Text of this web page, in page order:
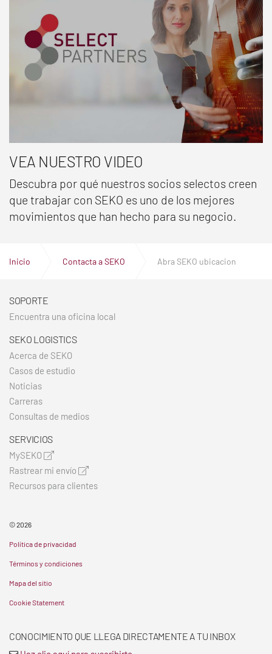
VEA NUESTRO VIDEO
Descubra por qué nuestros socios selectos creen
que trabajar con SEKO es uno de los mejores
movimientos que han hecho para su negocio.
Inicio Contacta a SEKO Abra SEKO ubicacion
SOPORTE
Encuentra una oficina local
SEKO LOGISTICS
Acerca de SEKO
Casos de estudio
Noticias
Carreras
Consultas de medios
SERVICIOS
MySEKO
Rastrear mi envío
Recursos para clientes
© 2026
Política de privacidad
Términos y condiciones
Mapa del sitio
Cookie Statement
CONOCIMIENTO QUE LLEGA DIRECTAMENTE A TU INBOX